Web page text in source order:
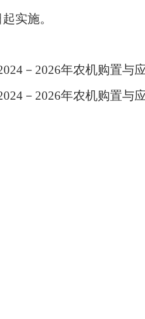
实施。
－ 2026年农机购置与
－ 2026年农机购置与
徽